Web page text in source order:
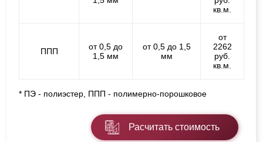
кв.м.
ППП
от 0,5 до
1,5 мм
от 0,5 до 1,5
мм
от
2262
руб.
кв.м.
* ПЭ - полиэстер, ППП - полимерно-порошковое
Расчитать стоимость